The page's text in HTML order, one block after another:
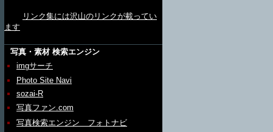
リンク集には沢山のリンクが載ってい
ます
写真・素材 検索エンジン
imgサーチ
Photo Site Navi
sozai-R
写真ファン.com
写真検索エンジン フォトナビ